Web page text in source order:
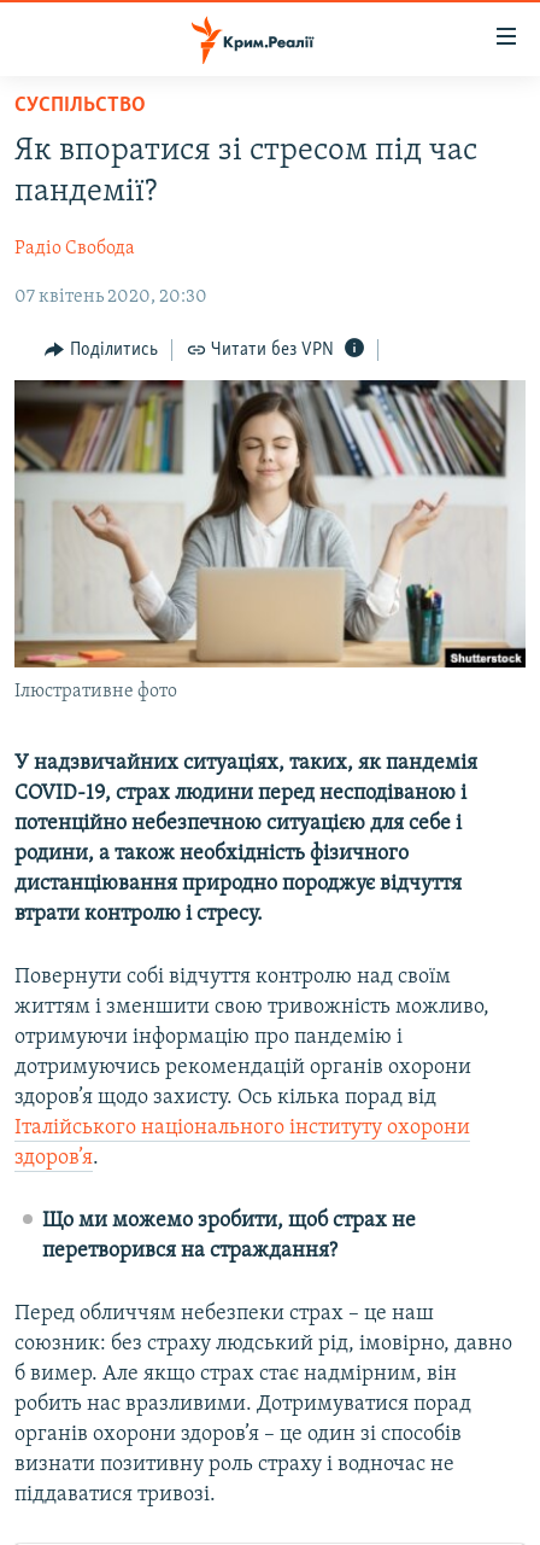
Перейти
основного
матеріалу
до
навігації
Перейти
пошуку
ВОДА.КРИМ
ПОЛІТИКА
БЛОГИ
ПОГЛЯД
ІНТЕРВ'Ю
ВСЕ ЗА ДЕНЬ
СПЕЦПРОЕКТИ
ДЕПОРТАЦІЯ
ВІДЕОУРОКИ «ELIFBE»
СВІДЧЕННЯ ОКУПАЦІЇ
УКРАЇНСЬКА ПРОБЛЕМА КРИМУ
ІНФОГРАФІКА
ЯК ОБІЙТИ БЛОКУВАННЯ
ДОЛУЧАЙСЯ!
Усі сайти RFE/RL
СУСПІЛЬСТВО
Як впоратися зі стресом під час
пандемії?
Радіо Свобода
07 квітень 2020, 20:30
Поділитись Читати без VPN
Ілюстративне фото
У надзвичайних ситуаціях, таких, як пандемія
COVID-19, страх людини перед несподіваною і
потенційно небезпечною ситуацією для себе і
родини, а також необхідність фізичного
дистанціювання природно породжує відчуття
втрати контролю і стресу.
Повернути собі відчуття контролю над своїм
життям і зменшити свою тривожність можливо,
отримуючи інформацію про пандемію і
дотримуючись рекомендацій органів охорони
здоров’я щодо захисту. Ось кілька порад від
Італійського національного інституту охорони
здоров’я.
Що ми можемо зробити, щоб страх не
перетворився на страждання?
Перед обличчям небезпеки страх – це наш
союзник: без страху людський рід, імовірно, давно
б вимер. Але якщо страх стає надмірним, він
робить нас вразливими. Дотримуватися порад
органів охорони здоров’я – це один зі способів
визнати позитивну роль страху і водночас не
піддаватися тривозі.